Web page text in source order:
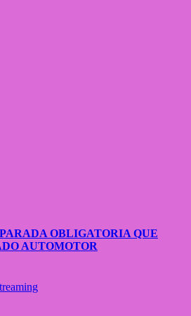
OBLIGATORIA QUE
AUTOMOTOR